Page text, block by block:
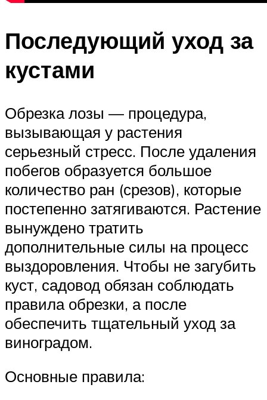
Последующий уход за
кустами
Обрезка лозы — процедура,
вызывающая у растения
серьезный стресс. После удаления
побегов образуется большое
количество ран (срезов), которые
постепенно затягиваются. Растение
вынуждено тратить
дополнительные силы на процесс
выздоровления. Чтобы не загубить
куст, садовод обязан соблюдать
правила обрезки, а после
обеспечить тщательный уход за
виноградом.
Основные правила: